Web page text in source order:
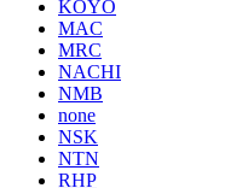
KOYO
MAC
MRC
NACHI
NMB
none
NSK
NTN
RHP